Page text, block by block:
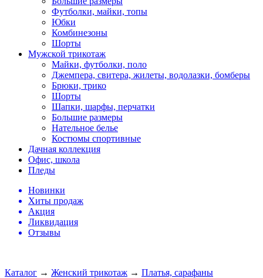
Футболки, майки, топы
Юбки
Комбинезоны
Шорты
Мужской трикотаж
Майки, футболки, поло
Джемпера, свитера, жилеты, водолазки, бомберы
Брюки, трико
Шорты
Шапки, шарфы, перчатки
Большие размеры
Нательное белье
Костюмы спортивные
Дачная коллекция
Офис, школа
Пледы
Новинки
Хиты продаж
Акция
Ликвидация
Отзывы
Каталог → Женский трикотаж → Платья, сарафаны